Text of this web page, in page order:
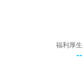
福利厚生
--